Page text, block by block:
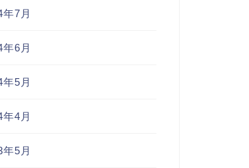
年7月
年6月
年5月
年4月
年5月